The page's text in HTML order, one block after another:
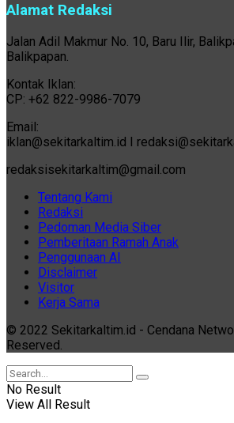
Alamat Redaksi
Jalan Adil Makmur No. 10, Baru Ilir,
Balikpapan.
Kontak Iklan:
CP: +62 822-9986-7079
Email:
iklan@sekitarkaltim.id I
redaksisekitarkaltim@gmail.com
Tentang Kami
Redaksi
Pedoman Media Siber
Pemberitaan Ramah Anak
Penggunaan AI
Disclaimer
Visitor
Kerja Sama
© 2022 Sekitarkaltim.id - Cendana
Reserved.
No Result
View All Result